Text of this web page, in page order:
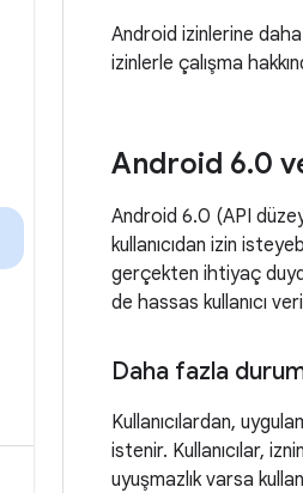
Android izinlerine
izinlerle çalışma
Android 6.0
Android 6.0 (API
kullanıcıdan izin
gerçekten ihtiyaç
de hassas kullanıcı
Daha fazla
Kullanıcılardan,
istenir. Kullanıcılar,
uyuşmazlık varsa